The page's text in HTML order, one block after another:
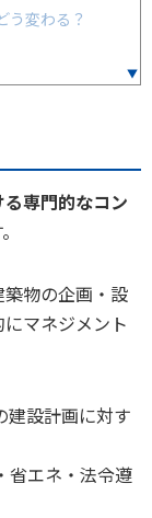
う変わる？
専門的なコン
物の企画・設
マネジメント
建設計画に対す
省エネ・法令遵